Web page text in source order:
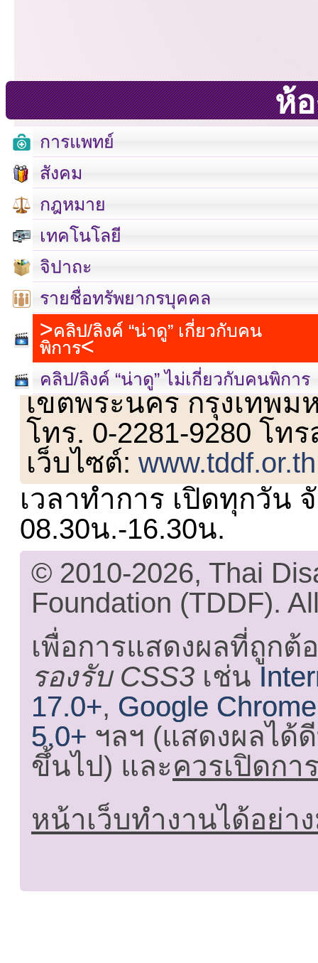
ห้
การแพทย์
สังคม
กฎหมาย
เทคโนโลยี
จิปาถะ
รายชื่อทรัพยากรบุคคล
คลิป/ลิงค์ “น่าดู” เกี่ยวกับคน
พิการ
คลิป/ลิงค์ “น่าดู” ไม่เกี่ยวกับคนพิการ
เลขที่ 23 ชั้น 2 ถนนวิ
เขตพระนคร กรุงเทพม
โทร. 0-2281-9280 โท
เว็บไซต์:www.tddf.or.th
เวลาทำการ เปิดทุกวัน
08.30น.-16.30น.
© 2010-2026, Thai
Foundation (TDDF).
เพื่อการแสดงผลที่ถูกต้
รองรับ CSS3 เช่น
17.0+, Google
5.0+ ฯลฯ (แสดงผลได้
ขึ้นไป) และควรเปิดกา
หน้าเว็บทำงานได้อย่า